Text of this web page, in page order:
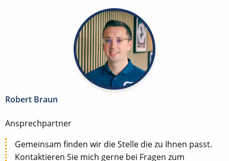
Robert Braun
Ansprechpartner
Gemeinsam finden wir die Stelle die zu Ihnen passt.
Kontaktieren Sie mich gerne bei Fragen zum